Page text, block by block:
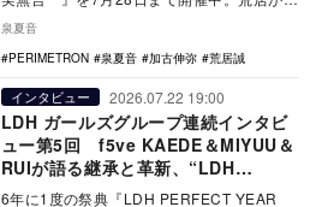
ートをはじめたきっかけから今回の…
泉夏音
PERIMETRON
泉夏音 加古伸弥 荒居誠
インタビュー 2026.07.22 19:00
LDH ガールズグループ連続インタビ
ュー第5回 f5ve KAEDE＆MIYUU＆
RUIが語る継承と革新、“LDH
Girls”としての強み
6年に1度の祭典『LDH PERFECT YEAR